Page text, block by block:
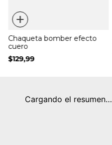
+
Chaqueta bomber efecto
cuero
$129,99
Cargando el resumen…